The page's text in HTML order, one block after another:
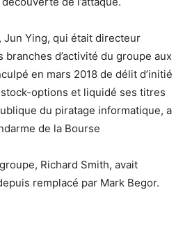
Jun Ying, qui était directeur
branches d’activité du groupe aux
en mars 2018 de délit d’initié
options et liquidé ses titres
du piratage informatique, a
de la Bourse
Richard Smith, avait
remplacé par Mark Begor.